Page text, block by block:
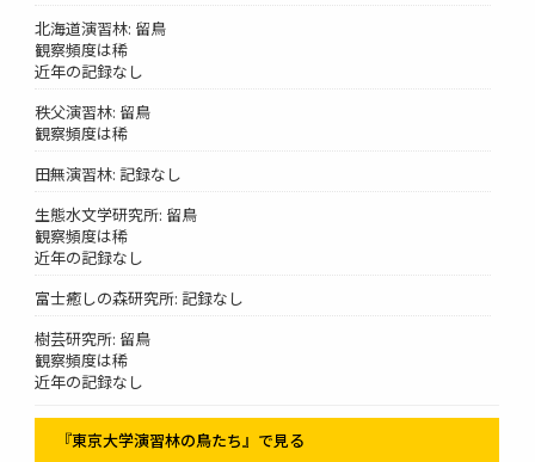
北海道演習林: 留鳥
観察頻度は稀
近年の記録なし
秩父演習林: 留鳥
観察頻度は稀
田無演習林: 記録なし
生態水文学研究所: 留鳥
観察頻度は稀
近年の記録なし
富士癒しの森研究所: 記録なし
樹芸研究所: 留鳥
観察頻度は稀
近年の記録なし
『東京大学演習林の鳥たち』で見る